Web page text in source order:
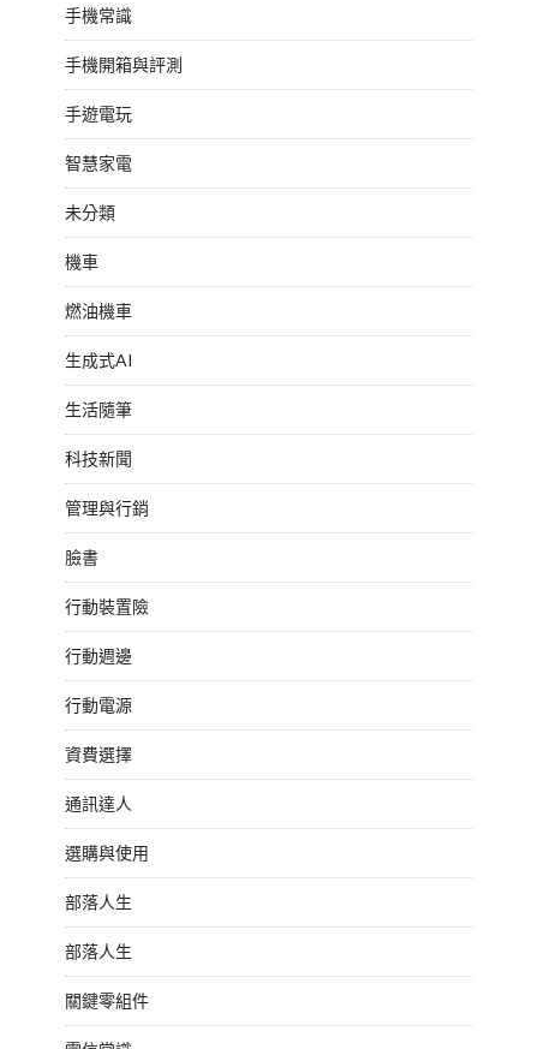
手機常識
手機開箱與評測
手遊電玩
智慧家電
未分類
機車
燃油機車
生成式AI
生活隨筆
科技新聞
管理與行銷
臉書
行動裝置險
行動週邊
行動電源
資費選擇
通訊達人
選購與使用
部落人生
部落人生
關鍵零組件